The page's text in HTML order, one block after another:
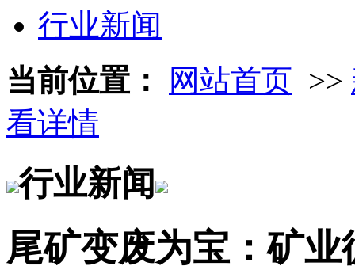
行业新闻
当前位置：
网站首页 >>
看详情
行业新闻
尾矿变废为宝：矿